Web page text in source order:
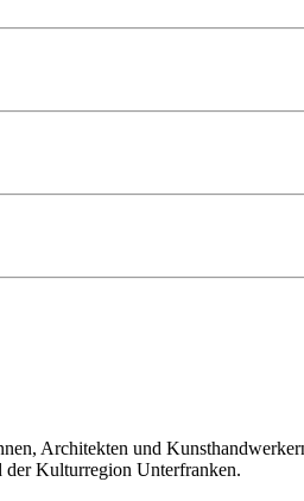
Architekten und
der Kulturregion Unterfranken.